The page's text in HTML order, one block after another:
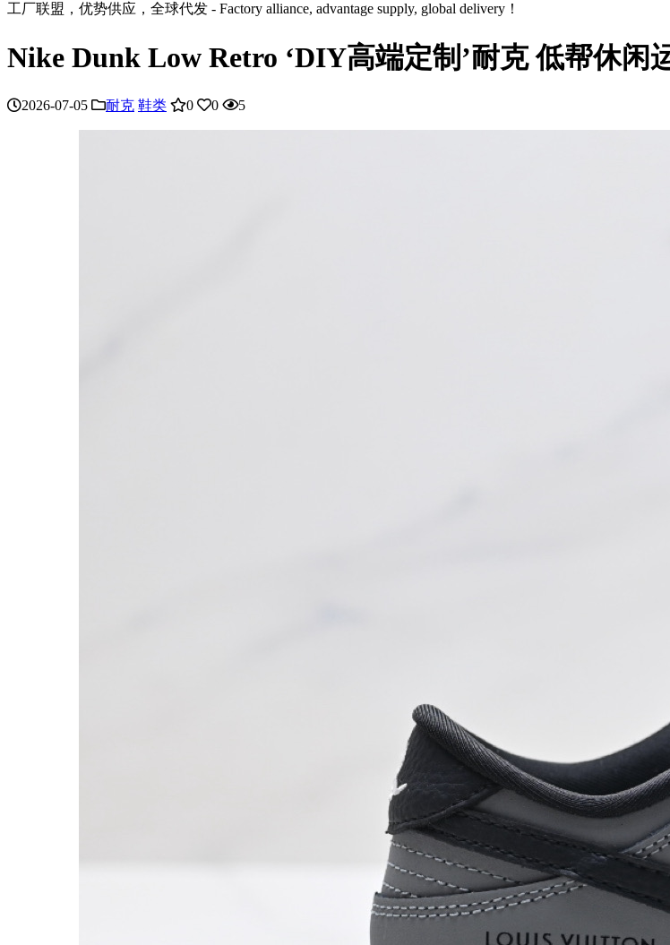
工厂联盟，优势供应，全球代发 - Factory alliance, advantage supply, global delivery！
Nike Dunk Low Retro ‘DIY高端定制’耐克 低帮休闲
2026-07-05 耐克 鞋类 0 0 5